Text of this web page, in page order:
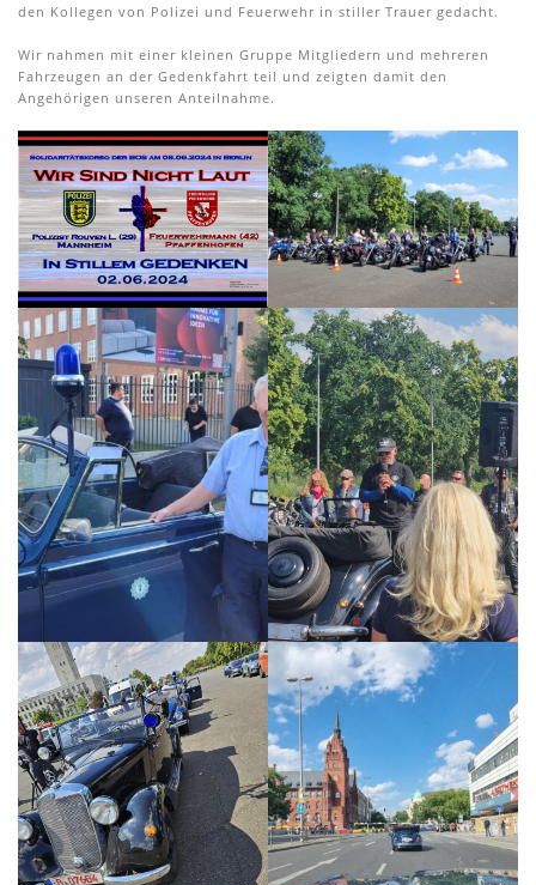
den Kollegen von Polizei und Feuerwehr in stiller Trauer gedacht.
Wir nahmen mit einer kleinen Gruppe Mitgliedern und mehreren
Fahrzeugen an der Gedenkfahrt teil und zeigten damit den
Angehörigen unseren Anteilnahme.